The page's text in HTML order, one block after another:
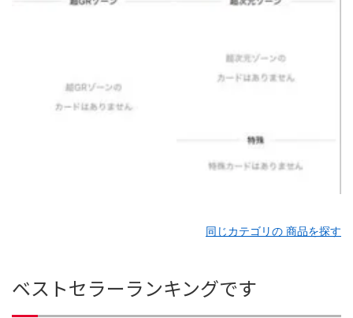
同じカテゴリの 商品を探す
ベストセラーランキングです